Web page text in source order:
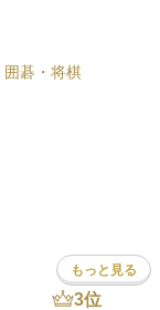
囲碁・将棋
もっと見る
3位